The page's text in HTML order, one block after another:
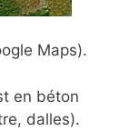
Maps).
en béton
dalles).